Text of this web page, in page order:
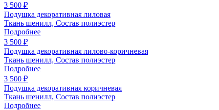
3 500 ₽
Подушка декоративная лиловая
Ткань шенилл, Состав полиэстер
Подробнее
3 500 ₽
Подушка декоративная лилово-коричневая
Ткань шенилл, Состав полиэстер
Подробнее
3 500 ₽
Подушка декоративная коричневая
Ткань шенилл, Состав полиэстер
Подробнее